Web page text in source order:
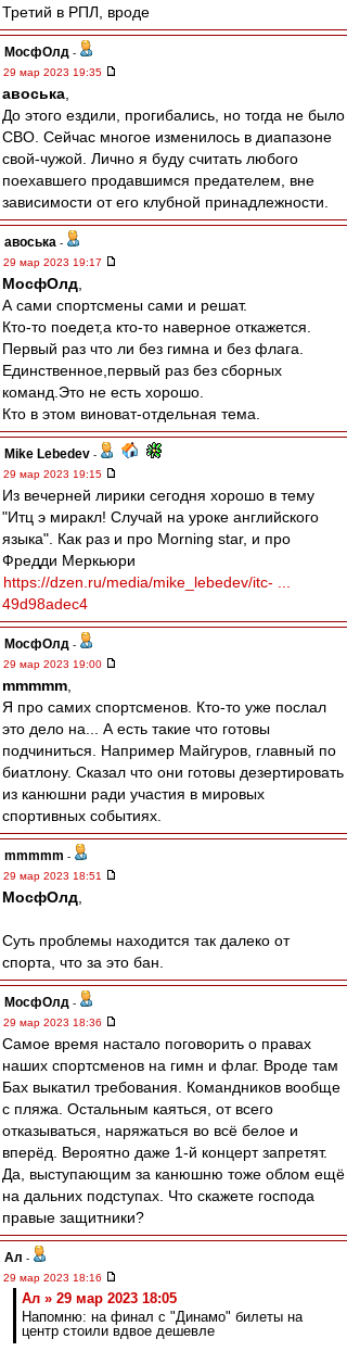
Третий в РПЛ, вроде
МосфОлд -
29 мар 2023 19:35
авоська
До этого ездили, прогибались, но тогда не было
СВО. Сейчас многое изменилось в диапазоне
свой-чужой. Лично я буду считать любого
поехавшего продавшимся предателем, вне
зависимости от его клубной принадлежности.
авоська -
29 мар 2023 19:17
МосфОлд
А сами спортсмены сами и решат.
Кто-то поедет,а кто-то наверное откажется.
Первый раз что ли без гимна и без флага.
Единственное,первый раз без сборных
команд.Это не есть хорошо.
Кто в этом виноват-отдельная тема.
Mike Lebedev -
29 мар 2023 19:15
Из вечерней лирики сегодня хорошо в тему
"Итц э миракл! Случай на уроке английского
языка". Как раз и про Morning star, и про
Фредди Меркьюри
https://dzen.ru/media/mike_lebedev/itc- ...
49d98adec4
МосфОлд -
29 мар 2023 19:00
mmmmm
Я про самих спортсменов. Кто-то уже послал
это дело на... А есть такие что готовы
подчиниться. Например Майгуров, главный по
биатлону. Сказал что они готовы дезертировать
из канюшни ради участия в мировых
спортивных событиях.
mmmmm -
29 мар 2023 18:51
МосфОлд
Суть проблемы находится так далеко от
спорта, что за это бан.
МосфОлд -
29 мар 2023 18:36
Самое время настало поговорить о правах
наших спортсменов на гимн и флаг. Вроде там
Бах выкатил требования. Командников вообще
с пляжа. Остальным каяться, от всего
отказываться, наряжаться во всё белое и
вперёд. Вероятно даже 1-й концерт запретят.
Да, выступающим за канюшню тоже облом ещё
на дальних подступах. Что скажете господа
правые защитники?
Ал -
29 мар 2023 18:16
Ал » 29 мар 2023 18:05
Напомню: на финал с "Динамо" билеты на
центр стоили вдвое дешевле